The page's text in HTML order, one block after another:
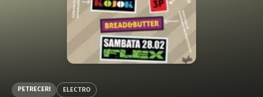
Caută în site...
PETRECERI ELECTRO